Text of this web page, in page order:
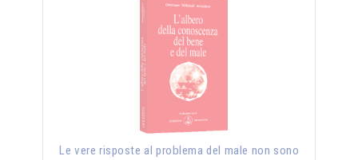
Le vere risposte al problema del male non sono